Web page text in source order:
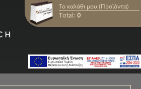
Το καλάθι μου (Προϊόντα)
Total: 0